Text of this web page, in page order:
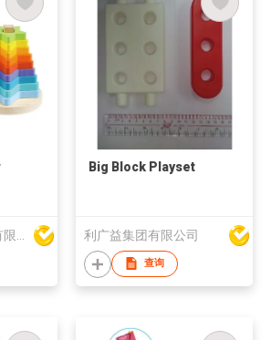
Big Block Playset
利广益集团有限公司
查询